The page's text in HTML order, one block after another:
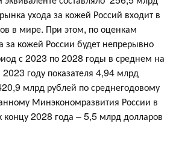
ухода за кожей Россий входит в
в мире. При этом, по оценкам
за кожей России будет непрерывно
с 2023 по 2028 годы в среднем на
году показателя 4,94 млрд
млрд рублей по среднегодовому
Минэкономразвития России в
концу 2028 года – 5,5 млрд долларов